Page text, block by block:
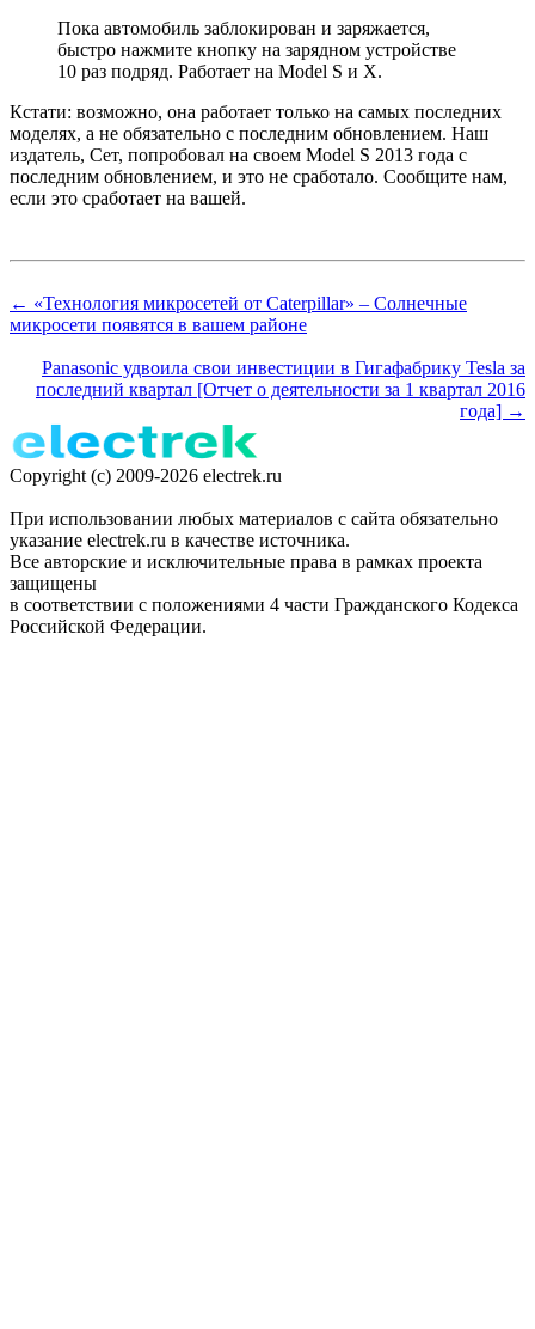
Пока автомобиль заблокирован и заряжается,
быстро нажмите кнопку на зарядном устройстве
10 раз подряд. Работает на Model S и X.
Кстати: возможно, она работает только на самых последних
моделях, а не обязательно с последним обновлением. Наш
издатель, Сет, попробовал на своем Model S 2013 года с
последним обновлением, и это не сработало. Сообщите нам,
если это сработает на вашей.
← «Технология микросетей от Caterpillar» – Солнечные
микросети появятся в вашем районе
Panasonic удвоила свои инвестиции в Гигафабрику Tesla за
последний квартал [Отчет о деятельности за 1 квартал 2016
года] →
Copyright (c) 2009-2026 electrek.ru
При использовании любых материалов с сайта обязательно
указание electrek.ru в качестве источника.
Все авторские и исключительные права в рамках проекта
защищены
в соответствии с положениями 4 части Гражданского Кодекса
Российской Федерации.